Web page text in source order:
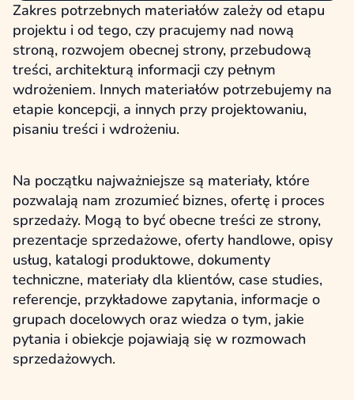
Zakres potrzebnych materiałów zależy od etapu
projektu i od tego, czy pracujemy nad nową
stroną, rozwojem obecnej strony, przebudową
treści, architekturą informacji czy pełnym
wdrożeniem. Innych materiałów potrzebujemy na
etapie koncepcji, a innych przy projektowaniu,
pisaniu treści i wdrożeniu.
Na początku najważniejsze są materiały, które
pozwalają nam zrozumieć biznes, ofertę i proces
sprzedaży. Mogą to być obecne treści ze strony,
prezentacje sprzedażowe, oferty handlowe, opisy
usług, katalogi produktowe, dokumenty
techniczne, materiały dla klientów, case studies,
referencje, przykładowe zapytania, informacje o
grupach docelowych oraz wiedza o tym, jakie
pytania i obiekcje pojawiają się w rozmowach
sprzedażowych.